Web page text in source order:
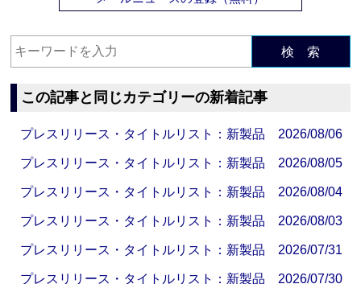
検 索
この記事と同じカテゴリーの新着記事
プレスリリース・タイトルリスト：新製品 2026/08/06
プレスリリース・タイトルリスト：新製品 2026/08/05
プレスリリース・タイトルリスト：新製品 2026/08/04
プレスリリース・タイトルリスト：新製品 2026/08/03
プレスリリース・タイトルリスト：新製品 2026/07/31
プレスリリース・タイトルリスト：新製品 2026/07/30